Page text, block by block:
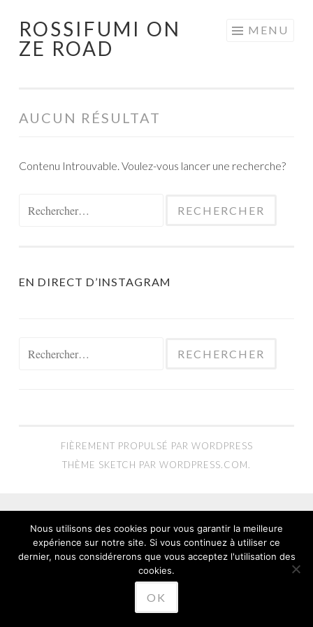
Aller
au
ROSSIFUMI ON
ZE ROAD
MENU
AUCUN RÉSULTAT
Contenu Introuvable. Voulez-vous lancer une recherche?
EN DIRECT D’INSTAGRAM
FIÈREMENT PROPULSÉ PAR WORDPRESS
THÈME SKETCH PAR WORDPRESS.COM
Nous utilisons des cookies pour vous garantir la meilleure
expérience sur notre site. Si vous continuez à utiliser ce
dernier, nous considérerons que vous acceptez l'utilisation des
cookies.
OK